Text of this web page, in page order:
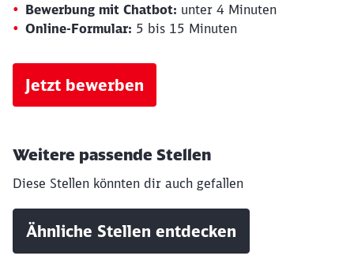
Bewerbung mit Chatbot: unter 4 Minuten
Online-Formular: 5 bis 15 Minuten
Jetzt bewerben
Weitere passende Stellen
Diese Stellen könnten dir auch gefallen
Ähnliche Stellen entdecken
Abbrechen Weiter